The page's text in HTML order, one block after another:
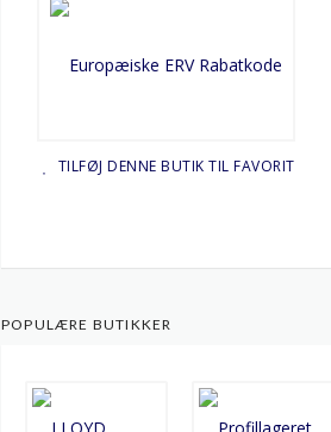
TILFØJ DENNE BUTIK TIL FAVORIT
POPULÆRE BUTIKKER